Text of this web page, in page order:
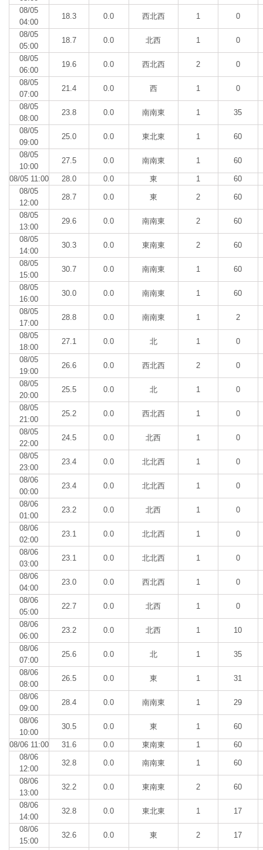
08/05
04:00
18.3 0.0 西北西 1 0
08/05
05:00
18.7 0.0 北西 1 0
08/05
06:00
19.6 0.0 西北西 2 0
08/05
07:00
21.4 0.0 西 1 0
08/05
08:00
23.8 0.0 南南東 1 35
08/05
09:00
25.0 0.0 東北東 1 60
08/05
10:00
27.5 0.0 南南東 1 60
08/05 11:00 28.0 0.0 東 1
60
08/05
12:00
28.7 0.0 東 2 60
08/05
13:00
29.6 0.0 南南東 2 60
08/05
14:00
30.3 0.0 東南東 2 60
08/05
15:00
30.7 0.0 南南東 1 60
08/05
16:00
30.0 0.0 南南東 1 60
08/05
17:00
28.8 0.0 南南東 1 2
08/05
18:00
27.1 0.0 北 1 0
08/05
19:00
26.6 0.0 西北西 2 0
08/05
20:00
25.5 0.0 北 1 0
08/05
21:00
25.2 0.0 西北西 1 0
08/05
22:00
24.5 0.0 北西 1 0
08/05
23:00
23.4 0.0 北北西 1 0
08/06
00:00
23.4 0.0 北北西 1 0
08/06
01:00
23.2 0.0 北西 1 0
08/06
02:00
23.1 0.0 北北西 1 0
08/06
03:00
23.1 0.0 北北西 1 0
08/06
04:00
23.0 0.0 西北西 1 0
08/06
05:00
22.7 0.0 北西 1 0
08/06
06:00
23.2 0.0 北西 1 10
08/06
07:00
25.6 0.0 北 1 35
08/06
08:00
26.5 0.0 東 1 31
08/06
09:00
28.4 0.0 南南東 1 29
08/06
10:00
30.5 0.0 東 1 60
08/06 11:00 31.6 0.0 東南東 1
60
08/06
12:00
32.8 0.0 南南東 1 60
08/06
13:00
32.2 0.0 東南東 2 60
08/06
14:00
32.8 0.0 東北東 1 17
08/06
15:00
32.6 0.0 東 2 17